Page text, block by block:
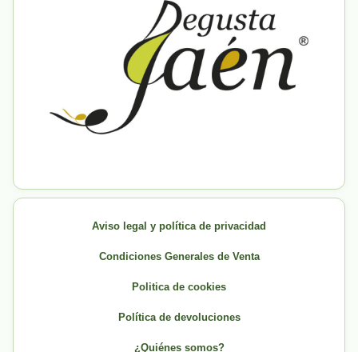
Aviso legal y política de privacidad
Condiciones Generales de Venta
Politica de cookies
Política de devoluciones
¿Quiénes somos?